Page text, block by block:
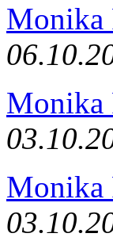
Monika
Monika
Monika